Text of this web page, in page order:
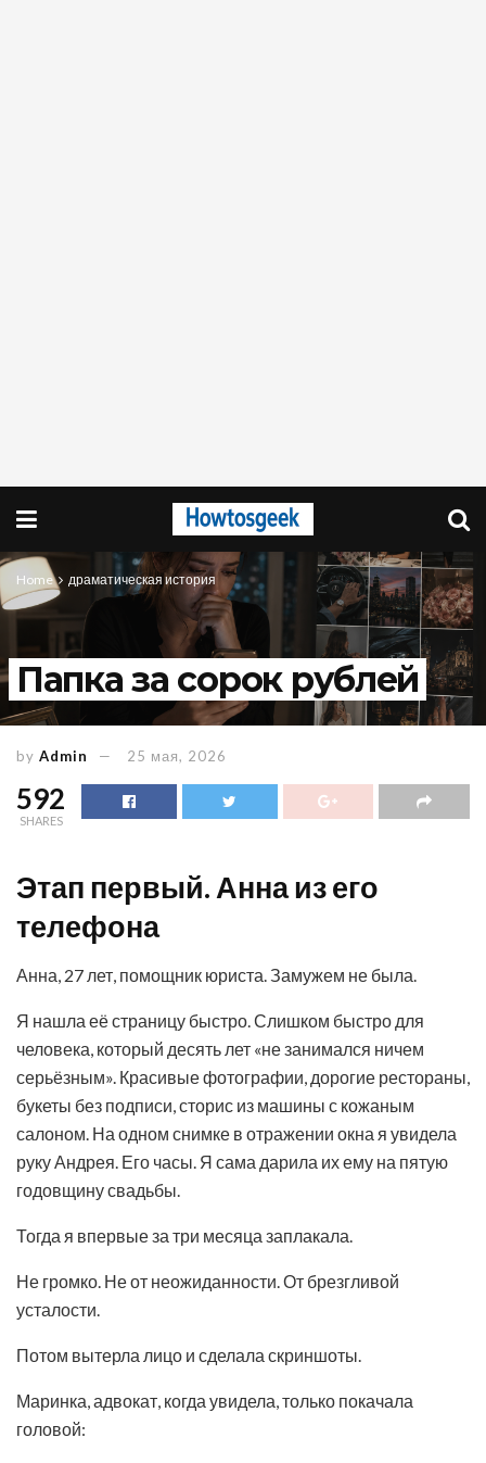
Home драматическая история
Папка за сорок рублей
by Admin 25 мая, 2026
592
SHARES
Этап первый. Анна из его
телефона
Анна, 27 лет, помощник юриста. Замужем не была.
Я нашла её страницу быстро. Слишком быстро для
человека, который десять лет «не занимался ничем
серьёзным». Красивые фотографии, дорогие рестораны,
букеты без подписи, сторис из машины с кожаным
салоном. На одном снимке в отражении окна я увидела
руку Андрея. Его часы. Я сама дарила их ему на пятую
годовщину свадьбы.
Тогда я впервые за три месяца заплакала.
Не громко. Не от неожиданности. От брезгливой
усталости.
Потом вытерла лицо и сделала скриншоты.
Маринка, адвокат, когда увидела, только покачала
головой: